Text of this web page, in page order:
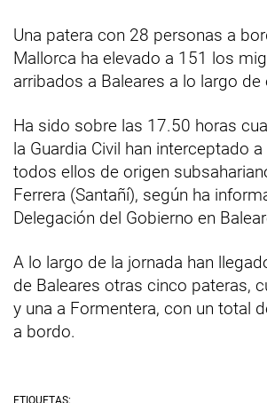
Una patera con 28 personas a
Mallorca ha elevado a 151 los
arribados a Baleares a lo largo de
Ha sido sobre las 17.50 horas
la Guardia Civil han interceptado
todos ellos de origen
Ferrera (Santañí), según ha
Delegación del Gobierno en
A lo largo de la jornada han
de Baleares otras cinco pateras,
y una a Formentera, con un total
a bordo.
ETIQUETAS: